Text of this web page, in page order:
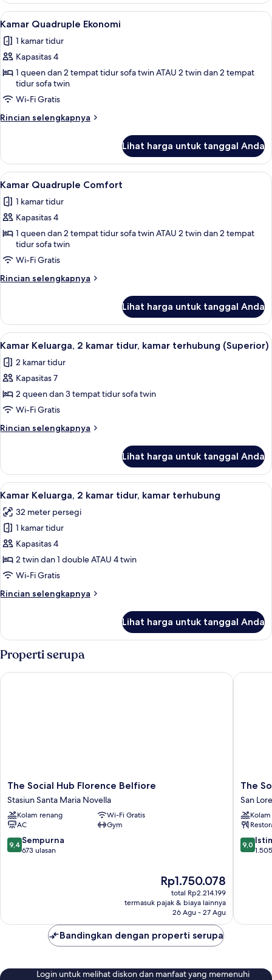
Triple
Lihat
semua
foto
untuk
Kamar
Quadruple
Ekonomi
Kamar Quadruple Ekonomi | Seprai
5
Kamar Quadruple Ekonomi
1 kamar tidur
Kapasitas 4
1 queen dan 2 tempat tidur sofa twin ATAU 2 twin dan 2 tempat
tidur sofa twin
Wi-Fi Gratis
Rincian selengkapnya
Rincian
Kamar
Quadruple
Ekonomi
Lihat harga untuk tanggal Anda
Lihat
semua
foto
untuk
Kamar
Quadruple
Comfort
Seprai premium, busa memori,
6
Kamar Quadruple Comfort
1 kamar tidur
Kapasitas 4
1 queen dan 2 tempat tidur sofa twin ATAU 2 twin dan 2 tempat
tidur sofa twin
Wi-Fi Gratis
Rincian selengkapnya
Rincian
Kamar
Quadruple
Comfort
Lihat harga untuk tanggal Anda
Lihat
semua
foto
untuk
Kamar
Keluarga,
2
kamar
kamar
terhubung
(Superior)
Seprai premium, busa memori,
12
Kamar Keluarga, 2 kamar tidur, kamar terhubung (Superior)
2 kamar tidur
Kapasitas 7
2 queen dan 3 tempat tidur sofa twin
Wi-Fi Gratis
Rincian selengkapnya
Rincian
Kamar
Keluarga,
2
tidur,
kamar
(Superior)
Lihat harga untuk tanggal Anda
Lihat
semua
foto
untuk
Kamar
Keluarga,
2
tidur,
Seprai premium, busa memori,
5
Kamar Keluarga, 2 kamar tidur, kamar terhubung
32 meter persegi
1 kamar tidur
Kapasitas 4
2 twin dan 1 double ATAU 4 twin
Wi-Fi Gratis
Rincian selengkapnya
Rincian
Kamar
2
tidur,
Lihat harga untuk tanggal Anda
Properti serupa
The
Social
Hub
Florence
Belfiore
Stasiun
Santa
The Social Hub Florence Belfiore
Stasiun Santa Maria Novella
Kolam renang
Wi-Fi Gratis
AC
Gym
9.4
dari
9,4 Sempurna
673 ulasan
Harga
sekarang
Rp1.750.078
Rp1.750.078
total Rp2.214.199
termasuk pajak & biaya lainnya
26 Agu - 27 Agu
The Social Hub Florence Belfiore
The
Social
Hub
Florence
San
Lorenzo
The
San
9.0
dari
9,0
The
Bandingkan dengan properti serupa
Login untuk melihat diskon dan manfaat yang memenuhi